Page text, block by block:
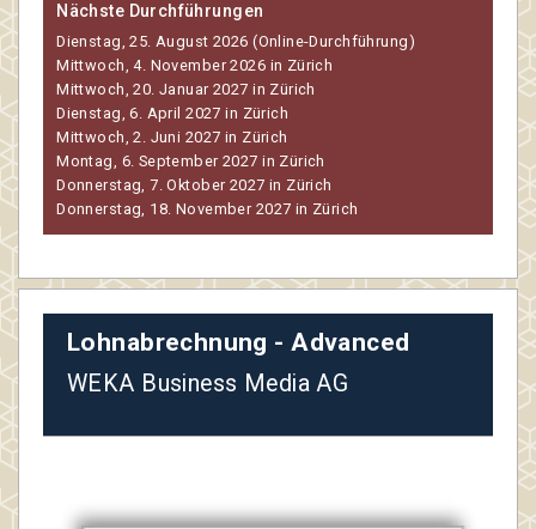
Nächste Durchführungen
Dienstag, 25. August 2026 (Online-Durchführung)
Mittwoch, 4. November 2026 in Zürich
Mittwoch, 20. Januar 2027 in Zürich
Dienstag, 6. April 2027 in Zürich
Mittwoch, 2. Juni 2027 in Zürich
Montag, 6. September 2027 in Zürich
Donnerstag, 7. Oktober 2027 in Zürich
Donnerstag, 18. November 2027 in Zürich
Lohnabrechnung - Advanced
WEKA Business Media AG